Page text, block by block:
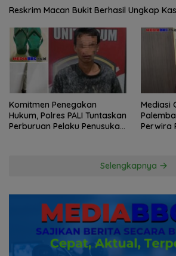
Reskrim Macan Bukit Berhasil Ungkap
Komitmen Penegakan
Hukum, Polres PALI Tuntaskan
Perburuan Pelaku Penusukan
Mediasi
Perwira
Selengkapnya